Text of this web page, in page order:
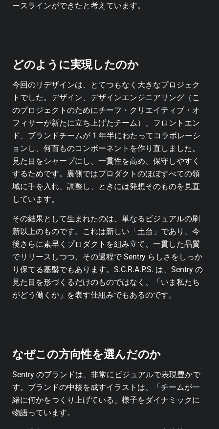
ースラインができたと考えています。
どのように実現したのか
今回のリデザインは、とてつもなく大きなプロジェク
トでした。デザイン、デザインエンジニアリング（こ
のプロジェクトのためにチーフ・クリエイティブ・オ
フィサーが新たに立ち上げたチーム）、フロントエン
ド、ブランドチームが 1 年半にわたってコラボレーシ
ョンし、何百ものコンポーネントを作り直しました。
見た目をシャープにし、一貫性を高め、保守しやすく
するためです。裏側ではプロダクトのほぼすべての領
域に手を入れ、調整し、ときには発想そのものを見直
しています。
その結果として生まれたのは、単なるビジュアルの刷
新以上のものです。これは新しい「土台」であり、今
後さらに素早くプロダクトを組み立て、一貫した品質
でリリースしつつ、その過程で Sentry らしさをしっか
り保てる基盤でもあります。S.C.R.A.P.S. は、Sentry の
見た目を形づくるだけのものではなく、「いま私たち
がどう働くか」を表す仕組みでもあるのです。
なぜこの方向性を選んだのか
Sentry のブランドは、非常にビジュアルで表現豊かで
す。ブランドの中核を成すイラストは、「チームが一
緒に何かをつくり上げている」様子をダイナミックに
物語っています。